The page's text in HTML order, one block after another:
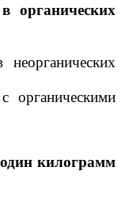
органических
килограмм